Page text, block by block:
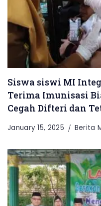
Siswa siswi MI
Terima Imunisasi
Cegah Difteri dan
January 15, 2025 Berita